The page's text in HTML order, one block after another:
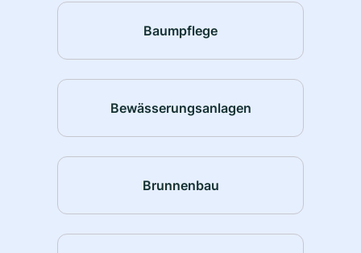
Baumpflege
Bewässerungsanlagen
Brunnenbau